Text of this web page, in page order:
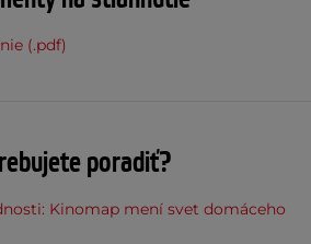
(.pdf)
poradiť?
Kinomap mení svet domáceho